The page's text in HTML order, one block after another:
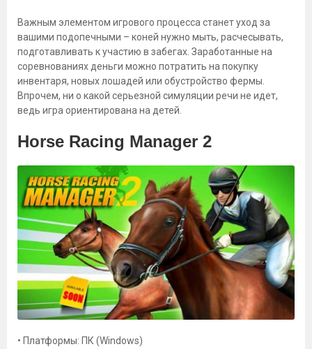
Важным элементом игрового процесса станет уход за
вашими подопечными – коней нужно мыть, расчесывать,
подготавливать к участию в забегах. Заработанные на
соревнованиях деньги можно потратить на покупку
инвентаря, новых лошадей или обустройство фермы.
Впрочем, ни о какой серьезной симуляции речи не идет,
ведь игра ориентирована на детей.
Horse Racing Manager 2
• Платформы: ПК (Windows)